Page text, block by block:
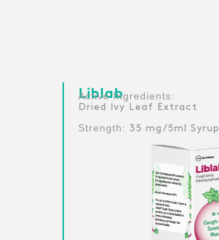
Liblab :Active Ingredients
Dried Ivy Leaf Extract
Strength: 35 mg/5ml Syrup